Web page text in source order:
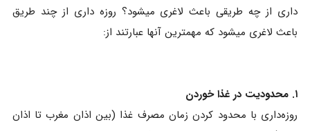
داری از چه طریقی باعث لاغری میشود؟ روزه داری از چند طریق
باعث لاغری میشود که مهمترین آنها عبارتند از:
۱. محدودیت در غذا خوردن
روزه‌داری با محدود کردن زمان مصرف غذا (بین اذان مغرب تا اذان